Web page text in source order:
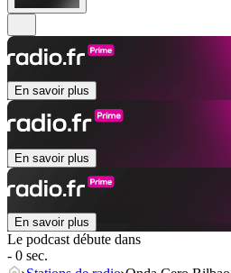
En savoir plus
En savoir plus
En savoir plus
Le podcast débute dans
- 0 sec.